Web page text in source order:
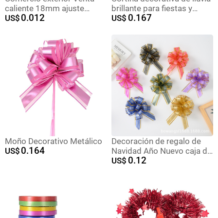
caliente 18mm ajuste
brillante mano tire flor
embalaje arco mano tirón
flor envío libre
US$ 0.012
brillante para fiestas y
bodas
US$ 0.167
Moño Decorativo Metálico
US$ 0.164
Decoración de regalo de
Navidad Año Nuevo caja de
regalo embalaje perezoso
bola flor
US$ 0.12